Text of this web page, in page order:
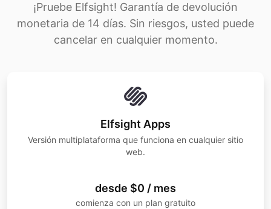
¡Pruebe Elfsight! Garantía de devolución
monetaria de 14 días. Sin riesgos, usted puede
cancelar en cualquier momento.
Elfsight Apps
Versión multiplataforma que funciona en cualquier sitio
web.
desde $0 / mes
comienza con un plan gratuito